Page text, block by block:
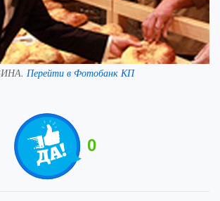
Перейти в Фотобанк КП
0